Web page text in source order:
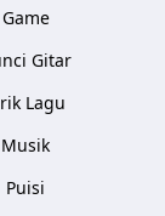
Game
Gitar
Lagu
Musik
Puisi